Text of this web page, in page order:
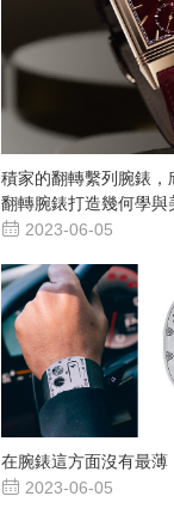
積家的翻轉繫列腕錶，
翻轉腕錶打造幾何學與
 2023-06-05
在腕錶這方面沒有最薄
 2023-06-05